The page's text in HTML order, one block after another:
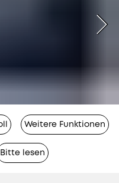
Weitere Funktionen
Bitte lesen